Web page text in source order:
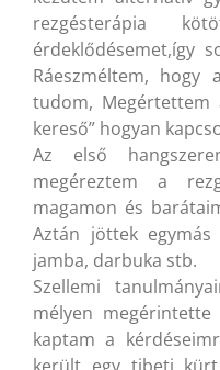
rezgésterápia
érdeklődésemet,így
Ráeszméltem,
tudom, Megértettem
kereső” hogyan
Az első
megéreztem a
magamon és
Aztán jöttek
jamba, darbuka stb.
Szellemi
mélyen
kaptam a